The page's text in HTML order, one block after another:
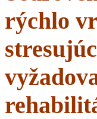
rýchlo